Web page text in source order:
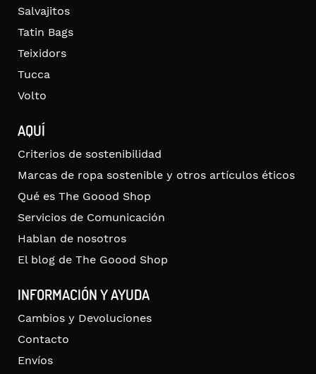
Salvajitos
Tatin Bags
Teixidors
Tucca
Volto
AQUÍ
Criterios de sostenibilidad
Marcas de ropa sostenible y otros artículos éticos
Qué es The Goood Shop
Servicios de Comunicación
Hablan de nosotros
El blog de The Goood Shop
INFORMACIÓN Y AYUDA
Cambios y Devoluciones
Contacto
Envíos